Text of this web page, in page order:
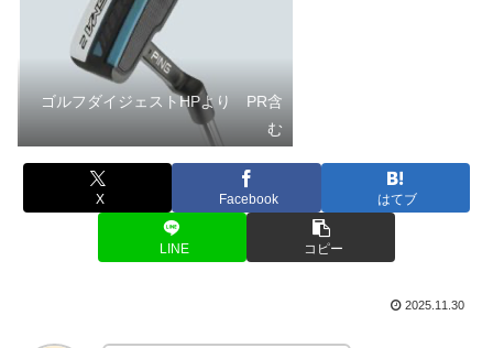
ゴルフダイジェストHPより PR含
む
X Facebook はてブ
LINE コピー
2025.11.30